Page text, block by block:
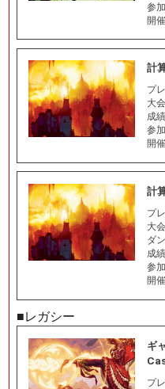
参
開
計
プ
大
成
参
開
計
プ
大
ダン
成
参
開
■レガシー
ギ
プ